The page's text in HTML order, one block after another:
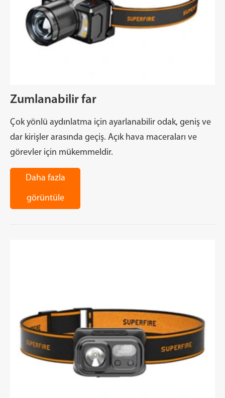
Zumlanabilir far
Çok yönlü aydınlatma için ayarlanabilir odak, geniş ve
dar kirişler arasında geçiş. Açık hava maceraları ve
görevler için mükemmeldir.
Daha fazla
görüntüle